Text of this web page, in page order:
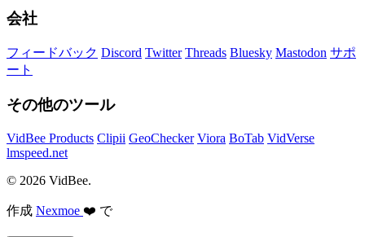
会社
フィードバック Discord Twitter Threads Bluesky Mastodon サポ
ート
その他のツール
VidBee Products Clipii GeoChecker Viora BoTab VidVerse
lmspeed.net
© 2026 VidBee.
作成 Nexmoe ❤️ で